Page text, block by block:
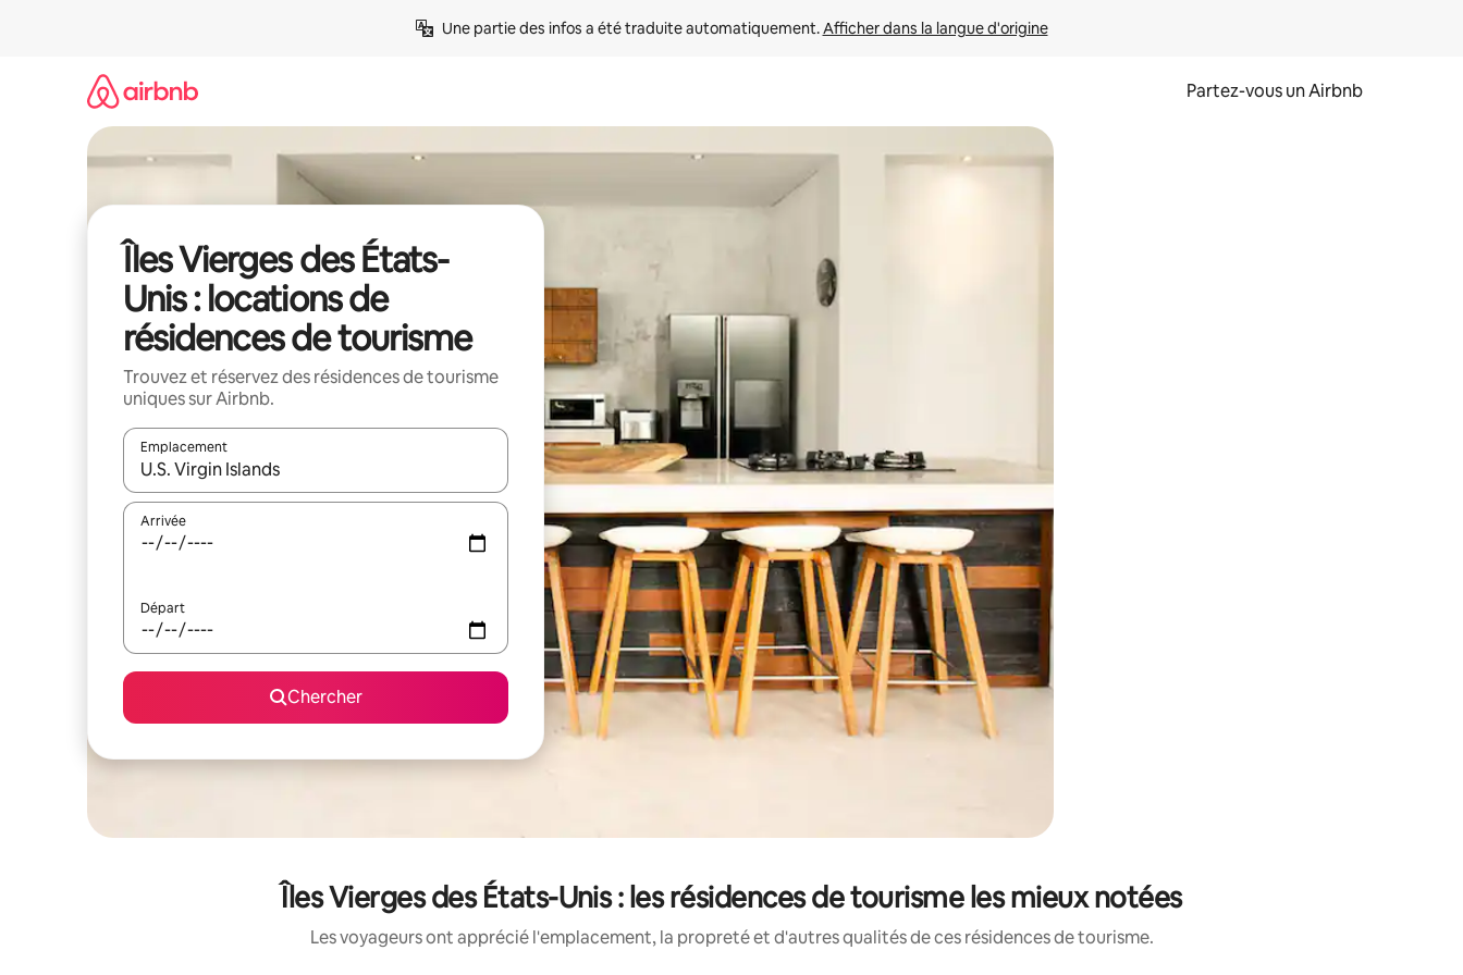
Une partie des infos a été traduite automatiquement. Afficher dans la langue d'origine
Partez-vous un Airbnb
Îles Vierges des États-
Unis : locations de
résidences de tourisme
Trouvez et réservez des résidences de tourisme
uniques sur Airbnb.
Emplacement
Quand les résultats sont affichés, parcourez-les en utilisant les flèches vers le haut et vers le bas, ou en appuyant dessus et en les faisant glisser.
Arrivée
Départ
Chercher
Îles Vierges des États-Unis : les résidences de tourisme les mieux notées
Les voyageurs ont apprécié l'emplacement, la propreté et d'autres qualités de ces résidences de tourisme.